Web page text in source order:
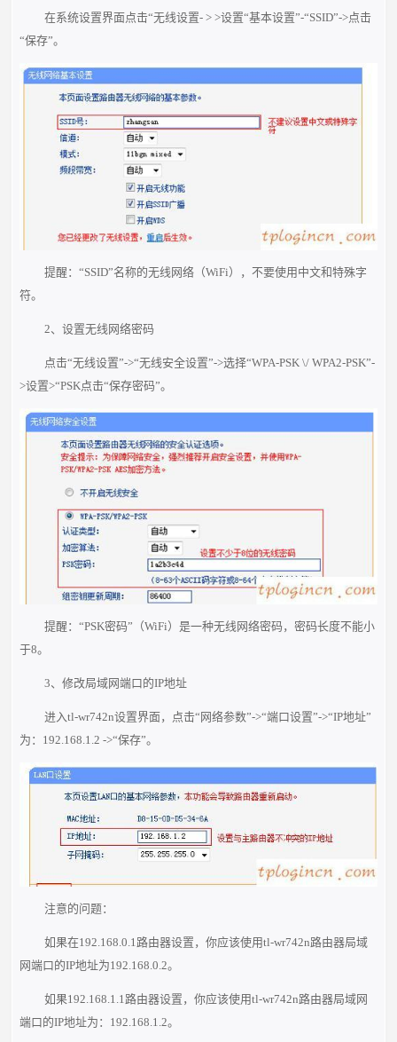
在系统设置界面点击“无线设置- > >设置“基本设置”-“SSID”->点击
“保存”。
提醒：“SSID”名称的无线网络（WiFi），不要使用中文和特殊字
符。
2、设置无线网络密码
点击“无线设置”->“无线安全设置”->选择“WPA-PSK \/ WPA2-PSK”-
>设置>“PSK点击“保存密码”。
提醒：“PSK密码”（WiFi）是一种无线网络密码，密码长度不能小
于8。
3、修改局域网端口的IP地址
进入tl-wr742n设置界面，点击“网络参数”->“端口设置”->“IP地址”
为：192.168.1.2 ->“保存”。
注意的问题：
如果在192.168.0.1路由器设置，你应该使用tl-wr742n路由器局域
网端口的IP地址为192.168.0.2。
如果192.168.1.1路由器设置，你应该使用tl-wr742n路由器局域网
端口的IP地址为：192.168.1.2。